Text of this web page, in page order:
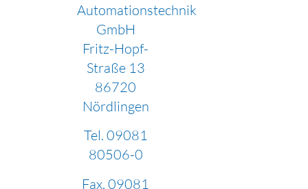
Automationstechnik
GmbH
Fritz-Hopf-
Straße 13
86720
Nördlingen
Tel. 09081
80506-0
Fax. 09081